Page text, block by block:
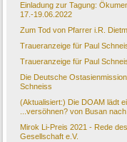
Einladung zur Tagung:
17.-19.06.2022
Zum Tod von Pfarrer i.R.
Traueranzeige für Paul
Traueranzeige für Paul
Die Deutsche
Schneiss
(Aktualisiert:) Die DOAM lädt
...versöhnen? von Busan
Mirok Li-Preis 2021 - Rede
Gesellschaft e.V.